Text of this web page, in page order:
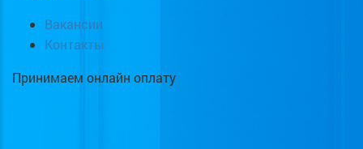
Вакансии
Контакты
Принимаем онлайн оплату